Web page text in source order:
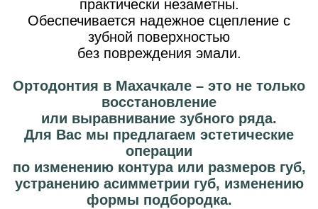
практически незаметны.
Обеспечивается надежное сцепление с
зубной поверхностью
без повреждения эмали.
Ортодонтия в Махачкале – это не только
восстановление
или выравнивание зубного ряда.
Для Вас мы предлагаем эстетические
операции
по изменению контура или размеров губ,
устранению асимметрии губ, изменению
формы подбородка.